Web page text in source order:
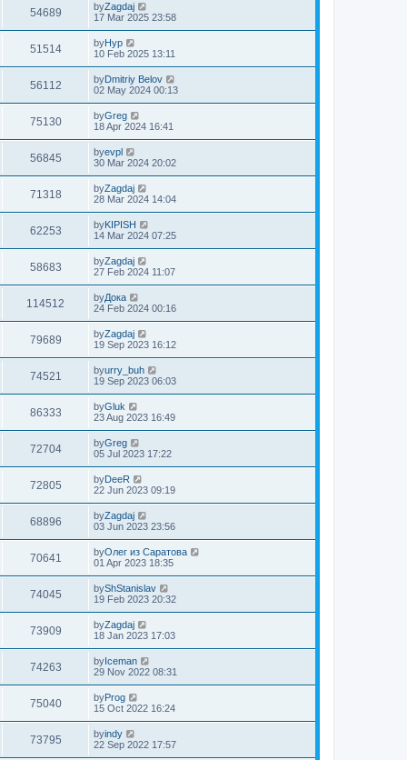
54689 byZagdaj
17 Mar 2025 23:58
51514 byНур
10 Feb 2025 13:11
56112 byDmitriy Belov
02 May 2024 00:13
75130 byGreg
18 Apr 2024 16:41
56845 byevpl
30 Mar 2024 20:02
71318 byZagdaj
28 Mar 2024 14:04
62253 byKIPISH
14 Mar 2024 07:25
58683 byZagdaj
27 Feb 2024 11:07
114512 byДока
24 Feb 2024 00:16
79689 byZagdaj
19 Sep 2023 16:12
74521 byurry_buh
19 Sep 2023 06:03
86333 byGluk
23 Aug 2023 16:49
72704 byGreg
05 Jul 2023 17:22
72805 byDeeR
22 Jun 2023 09:19
68896 byZagdaj
03 Jun 2023 23:56
70641 byОлег из Саратова
01 Apr 2023 18:35
74045 byShStanislav
19 Feb 2023 20:32
73909 byZagdaj
18 Jan 2023 17:03
74263 byIceman
29 Nov 2022 08:31
75040 byProg
15 Oct 2022 16:24
73795 byindy
22 Sep 2022 17:57